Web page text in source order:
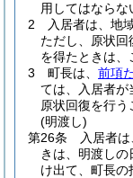
用してはならな
2
入居者は、地
ただし、原状
を得たときは、
3
町長は、 前項
ては、入居者が
原状回復を行う
(明渡し)
第26条
入居者
きは、明渡し
け出て、町長